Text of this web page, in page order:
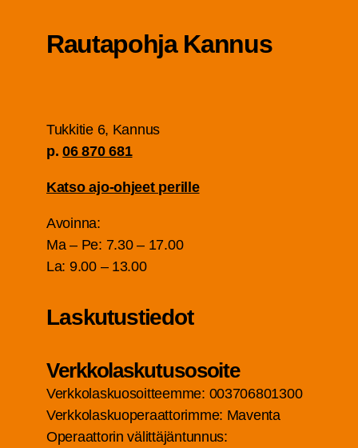
Rau­ta­poh­ja Kannus
Tuk­ki­tie 6, Kan­nus
p.06 870 681
Kat­so ajo-ohjeet perille
Avoin­na:
Ma – Pe: 7.30 – 17.00
La: 9.00 – 13.00
Las­ku­tus­tie­dot
Verk­ko­las­ku­tuso­soi­te
Verk­ko­las­kuo­soit­teem­me: 003706801300
Verk­ko­las­kuo­pe­raat­to­rim­me: Maven­ta
Ope­raat­to­rin välit­tä­jän­tun­nus: